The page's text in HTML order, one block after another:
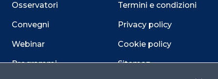
Osservatori
Convegni
Webinar
Programmi
Termini e condizioni
Privacy policy
Cookie policy
Sitemap